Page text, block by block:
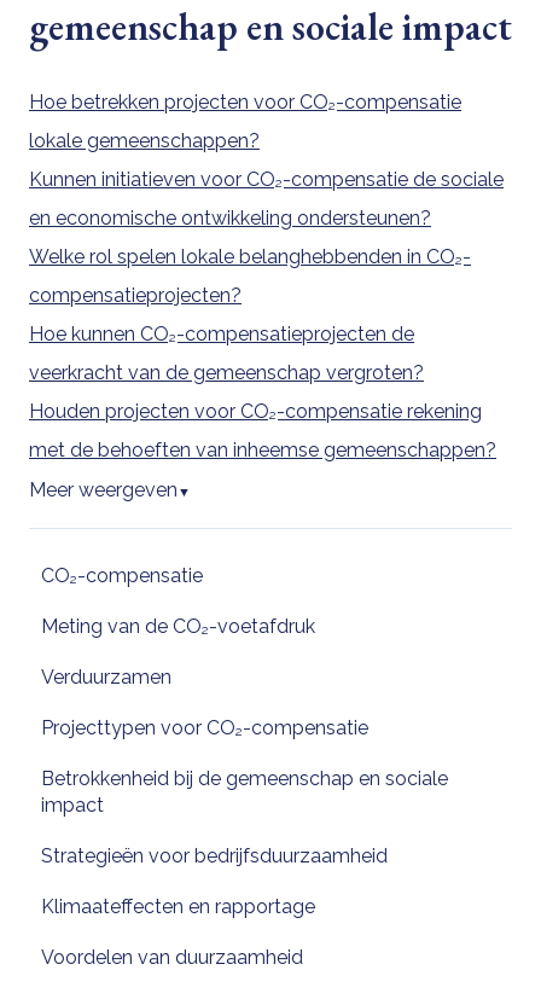
gemeenschap en sociale impact
Hoe betrekken projecten voor CO₂-compensatie
lokale gemeenschappen?
Kunnen initiatieven voor CO₂-compensatie de sociale
en economische ontwikkeling ondersteunen?
Welke rol spelen lokale belanghebbenden in CO₂-
compensatieprojecten?
Hoe kunnen CO₂-compensatieprojecten de
veerkracht van de gemeenschap vergroten?
Houden projecten voor CO₂-compensatie rekening
met de behoeften van inheemse gemeenschappen?
Meer weergeven ▼
CO₂-compensatie
Meting van de CO₂-voetafdruk
Verduurzamen
Projecttypen voor CO₂-compensatie
Betrokkenheid bij de gemeenschap en sociale
impact
Strategieën voor bedrijfsduurzaamheid
Klimaateffecten en rapportage
Voordelen van duurzaamheid